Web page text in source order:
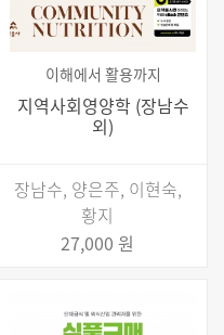
이해에서 활용까지
지역사회영양학 (장남수
외)
장남수, 양은주, 이현숙,
황지
27,000 원